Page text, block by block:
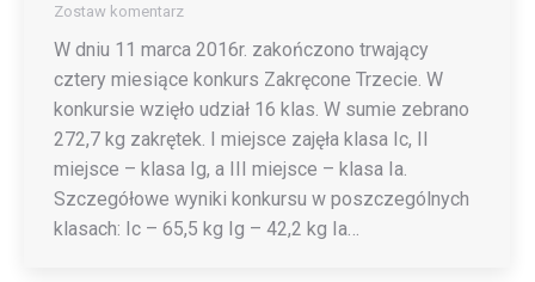
Zostaw komentarz
W dniu 11 marca 2016r. zakończono trwający
cztery miesiące konkurs Zakręcone Trzecie. W
konkursie wzięło udział 16 klas. W sumie zebrano
272,7 kg zakrętek. I miejsce zajęła klasa Ic, II
miejsce – klasa Ig, a III miejsce – klasa Ia.
Szczegółowe wyniki konkursu w poszczególnych
klasach: Ic – 65,5 kg Ig – 42,2 kg Ia…